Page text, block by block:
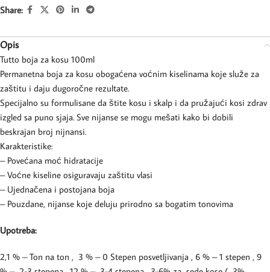
Share:
Opis
Tutto boja za kosu 100ml
Permanetna boja za kosu obogaćena voćnim kiselinama koje služe za
zaštitu i daju dugoročne rezultate.
Specijalno su formulisane da štite kosu i skalp i da pružajući kosi zdrav
izgled sa puno sjaja. Sve nijanse se mogu mešati kako bi dobili
beskrajan broj nijnansi.
Karakteristike:
– Povećana moć hidratacije
– Voćne kiseline osiguravaju zaštitu vlasi
– Ujednačena i postojana boja
– Pouzdane, nijanse koje deluju prirodno sa bogatim tonovima
Upotreba:
2,1 % – Ton na ton , 3 % – 0 Stepen posvetljivanja , 6 % – 1 stepen , 9